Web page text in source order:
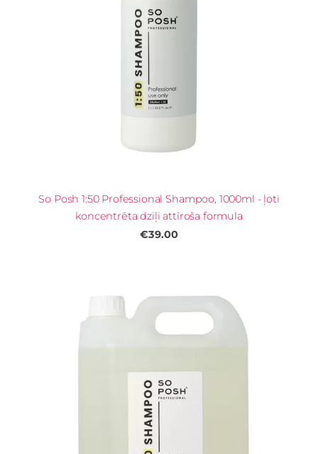
So Posh 1:50 Professional Shampoo, 1000ml - ļoti
koncentrēta dziļi attīroša formula
€39.00